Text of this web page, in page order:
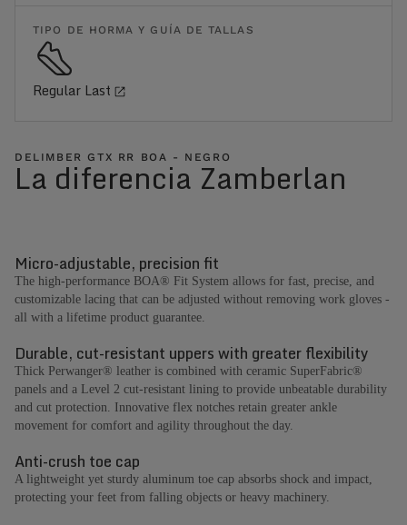
TIPO DE HORMA Y GUÍA DE TALLAS
Regular Last
DELIMBER GTX RR BOA - NEGRO
La diferencia Zamberlan
Micro-adjustable, precision fit
The high-performance BOA® Fit System allows for fast, precise, and
customizable lacing that can be adjusted without removing work gloves -
all with a lifetime product guarantee.
Durable, cut-resistant uppers with greater flexibility
Thick Perwanger® leather is combined with ceramic SuperFabric®
panels and a Level 2 cut-resistant lining to provide unbeatable durability
and cut protection. Innovative flex notches retain greater ankle
movement for comfort and agility throughout the day.
Anti-crush toe cap
A lightweight yet sturdy aluminum toe cap absorbs shock and impact,
protecting your feet from falling objects or heavy machinery.